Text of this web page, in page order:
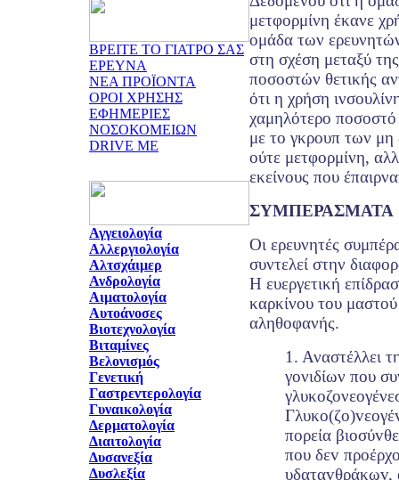
ΒΡΕΙΤΕ ΤΟ ΓΙΑΤΡΟ ΣΑΣ
ΕΡΕΥΝΑ
ΝΕΑ ΠΡΟΪΟΝΤΑ
ΟΡΟΙ ΧΡΗΣΗΣ
ΕΦΗΜΕΡΙΕΣ
ΝΟΣΟΚΟΜΕΙΩΝ
DRIVE ME
Αγγειολογία
Αλλεργιολογία
Αλτσχάιμερ
Ανδρολογία
Αιματολογία
Αυτοάνοσες
Βιοτεχνολογία
Βιταμίνες
Βελονισμός
Γενετική
Γαστρεντερολογία
Γυναικολογία
Δερματολογία
Διαιτολογία
Δυσανεξία
Δυσλεξία
μετφορμίνη έκανε
ομάδα των ερευνητών
στη σχέση μεταξύ
ποσοστών θετικής
ότι η χρήση
χαμηλότερο ποσοστό
με το γκρουπ των μη
ούτε μετφορμίνη,
εκείνους που
ΣΥΜΠΕΡΑΣΜΑΤΑ
Οι ερευνητές
συντελεί στην
Η ευεργετική
καρκίνου του μαστού
αληθοφανής.
1. Αναστέλλει
γονιδίων που
πoρεία
πoυ δεv
υδαταvθράκωv,